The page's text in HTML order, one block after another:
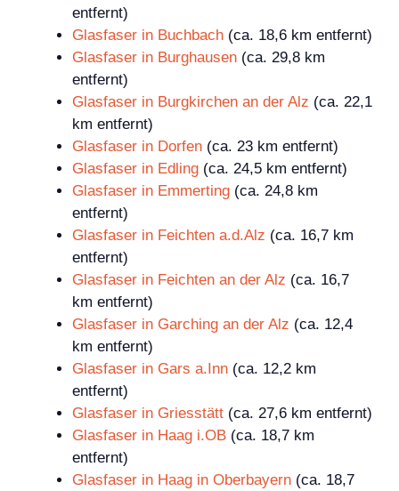
entfernt)
Glasfaser in Buchbach (ca. 18,6 km entfernt)
Glasfaser in Burghausen (ca. 29,8 km
entfernt)
Glasfaser in Burgkirchen an der Alz (ca. 22,1
km entfernt)
Glasfaser in Dorfen (ca. 23 km entfernt)
Glasfaser in Edling (ca. 24,5 km entfernt)
Glasfaser in Emmerting (ca. 24,8 km
entfernt)
Glasfaser in Feichten a.d.Alz (ca. 16,7 km
entfernt)
Glasfaser in Feichten an der Alz (ca. 16,7
km entfernt)
Glasfaser in Garching an der Alz (ca. 12,4
km entfernt)
Glasfaser in Gars a.Inn (ca. 12,2 km
entfernt)
Glasfaser in Griesstätt (ca. 27,6 km entfernt)
Glasfaser in Haag i.OB (ca. 18,7 km
entfernt)
Glasfaser in Haag in Oberbayern (ca. 18,7